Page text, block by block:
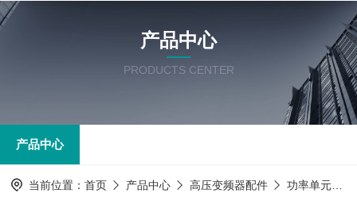
产品中心
PRODUCTS CENTER
产品中心
当前位置： 首页 产品中心 高压变频器配件 功率单元